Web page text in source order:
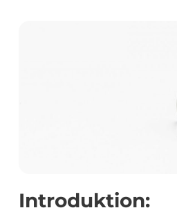
Introduktion: